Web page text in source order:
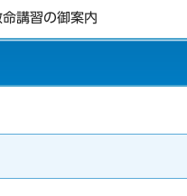
命講習の御案内